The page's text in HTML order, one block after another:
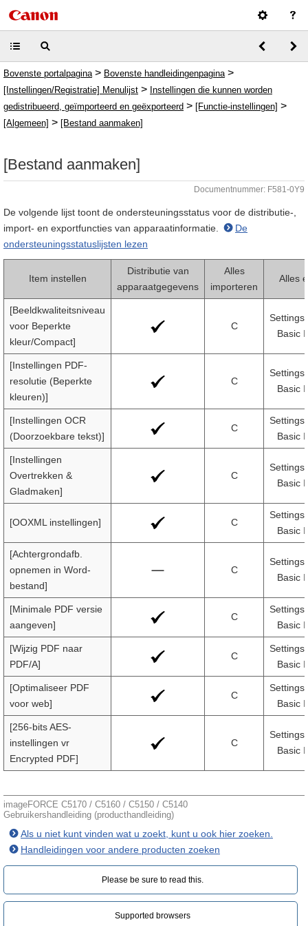
Bovenste portalpagina > Bovenste handleidingenpagina >
[Instellingen/Registratie] Menulijst > Instellingen die kunnen worden
gedistribueerd, geïmporteerd en geëxporteerd > [Functie-instellingen] >
[Algemeen] > [Bestand aanmaken]
[Bestand aanmaken]
Documentnummer: F581-0Y9
De volgende lijst toont de ondersteuningsstatus voor de distributie-,
import- en exportfuncties van apparaatinformatie.
De
ondersteuningsstatuslijsten lezen
Item instellen
Distributie van
apparaatgegevens
Alles
importeren
Alles
[Beeldkwaliteitsniveau
voor Beperkte
kleur/Compact]
C
Basic
[Instellingen PDF-
resolutie (Beperkte
kleuren)]
C
Basic
[Instellingen OCR
(Doorzoekbare tekst)]
C
Basic
[Instellingen
Overtrekken &
Gladmaken]
C
Basic
[OOXML instellingen] C
Basic
[Achtergrondafb.
opnemen in Word-
bestand]
C
Basic
[Minimale PDF versie
aangeven]
C
Basic
[Wijzig PDF naar
PDF/A]
C
Basic
[Optimaliseer PDF
voor web]
C
Basic
[256-bits AES-
instellingen vr
Encrypted PDF]
C
Basic
imageFORCE C5170 / C5160 / C5150 / C5140
Gebruikershandleiding (producthandleiding)
Als u niet kunt vinden wat u zoekt, kunt u ook hier zoeken.
Handleidingen voor andere producten zoeken
Please be sure to read this.‎
Supported browsers